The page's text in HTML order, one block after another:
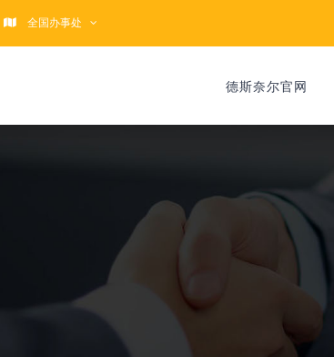
全国办事处
德斯奈尔官网